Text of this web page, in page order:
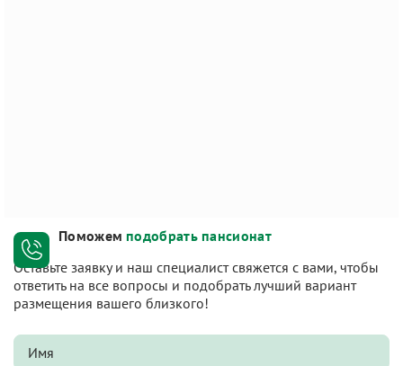
Поможем подобрать пансионат
Оставьте заявку и наш специалист свяжется с вами, чтобы
ответить на все вопросы и подобрать лучший вариант
размещения вашего близкого!